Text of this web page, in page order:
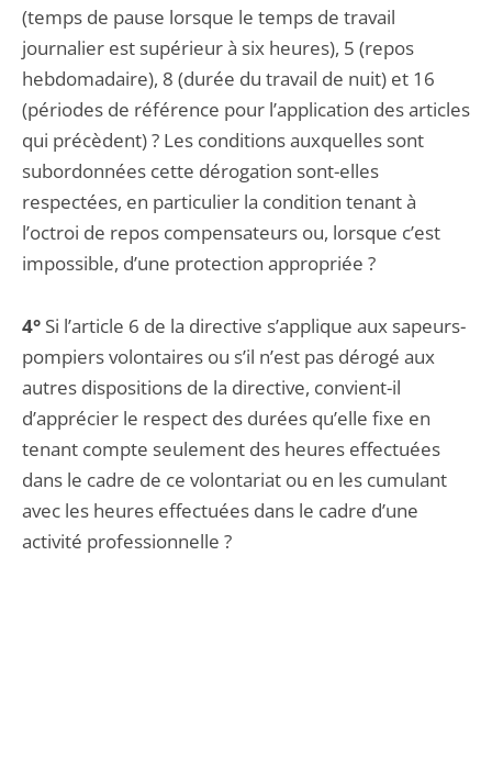
(temps de pause lorsque le temps de travail
journalier est supérieur à six heures), 5 (repos
hebdomadaire), 8 (durée du travail de nuit) et 16
(périodes de référence pour l’application des articles
qui précèdent) ? Les conditions auxquelles sont
subordonnées cette dérogation sont-elles
respectées, en particulier la condition tenant à
l’octroi de repos compensateurs ou, lorsque c’est
impossible, d’une protection appropriée ?
4° Si l’article 6 de la directive s’applique aux sapeurs-
pompiers volontaires ou s’il n’est pas dérogé aux
autres dispositions de la directive, convient-il
d’apprécier le respect des durées qu’elle fixe en
tenant compte seulement des heures effectuées
dans le cadre de ce volontariat ou en les cumulant
avec les heures effectuées dans le cadre d’une
activité professionnelle ?